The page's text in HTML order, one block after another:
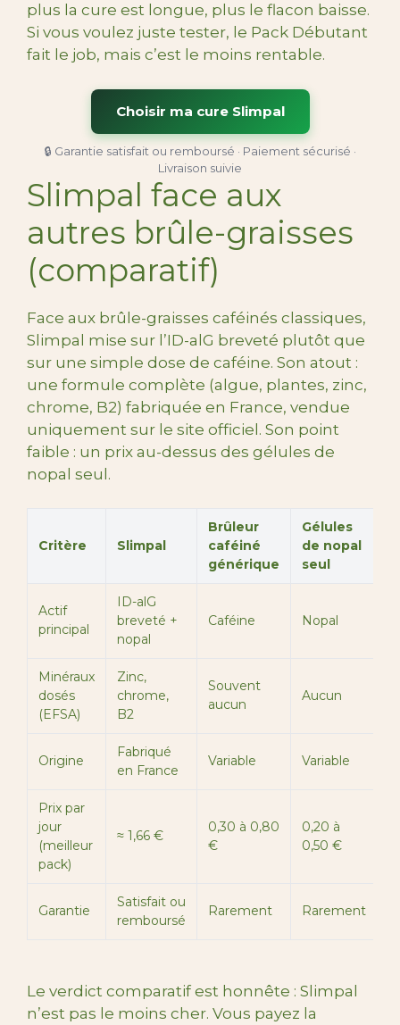
plus la cure est longue, plus le flacon baisse.
Si vous voulez juste tester, le Pack Débutant
fait le job, mais c’est le moins rentable.
Choisir ma cure Slimpal
🔒 Garantie satisfait ou remboursé · Paiement sécurisé ·
Livraison suivie
Slimpal face aux
autres brûle-graisses
(comparatif)
Face aux brûle-graisses caféinés classiques,
Slimpal mise sur l’ID-alG breveté plutôt que
sur une simple dose de caféine. Son atout :
une formule complète (algue, plantes, zinc,
chrome, B2) fabriquée en France, vendue
uniquement sur le site officiel. Son point
faible : un prix au-dessus des gélules de
nopal seul.
Critère Slimpal
Brûleur
caféiné
générique
Gélules
de nopal
seul
Actif
principal
ID-alG
breveté +
nopal
Caféine Nopal
Minéraux
dosés
(EFSA)
Zinc,
chrome,
B2
Souvent
aucun
Aucun
Origine
Fabriqué
en France
Variable Variable
Prix par
jour
(meilleur
pack)
≈ 1,66 €
0,30 à 0,80
€
0,20 à
0,50 €
Garantie
Satisfait ou
remboursé
Rarement Rarement
Le verdict comparatif est honnête : Slimpal
n’est pas le moins cher. Vous payez la